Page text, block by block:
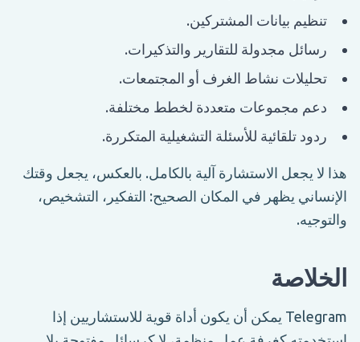
تنظيم بيانات المشتركين.
رسائل مجدولة للتقارير والتذكيرات.
تحليلات نشاط الغرف أو المجتمعات.
دعم مجموعات متعددة لخطط مختلفة.
ردود تلقائية للأسئلة التشغيلية المتكررة.
هذا لا يجعل الاستشارة آلية بالكامل. بالعكس، يجعل وقتك
الإنساني يظهر في المكان الصحيح: التفكير، التشخيص،
والتوجيه.
الخلاصة
Telegram يمكن أن يكون أداة قوية للاستشاريين إذا